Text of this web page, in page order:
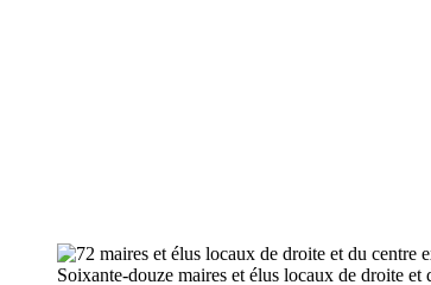
Soixante-douze maires et élus locaux de droite